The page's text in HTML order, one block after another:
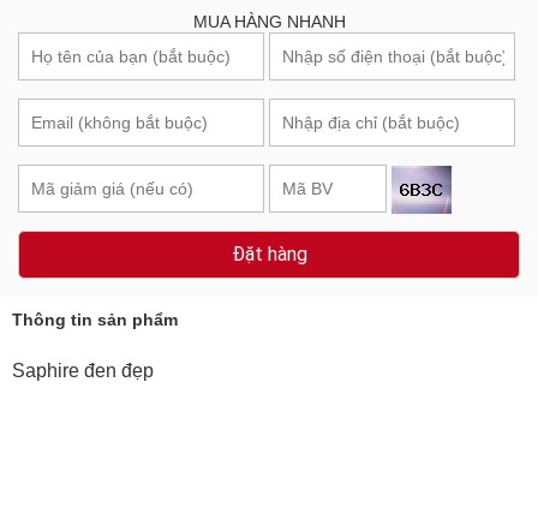
MUA HÀNG NHANH
Đặt hàng
Thông tin sản phẩm
Saphire đen đẹp